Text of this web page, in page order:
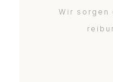
Wir sorgen